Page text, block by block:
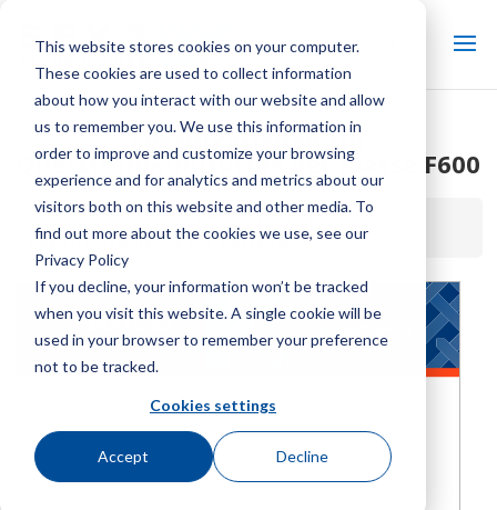
This website stores cookies on your computer.
These cookies are used to collect information
about how you interact with our website and allow
us to remember you. We use this information in
order to improve and customize your browsing
experience and for analytics and metrics about our
visitors both on this website and other media. To
find out more about the cookies we use, see our
Privacy Policy
If you decline, your information won’t be tracked
when you visit this website. A single cookie will be
used in your browser to remember your preference
not to be tracked.
Cookies settings
Accept Decline
Spezifikationen für
Querstromkühltürme der Klasse F600
Startseite / Bibliothek /Spezifikationen für
Querstromkühltürme der Klasse F600